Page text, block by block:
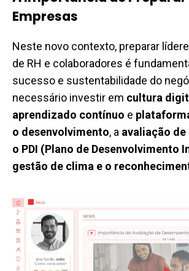
Empresas
Neste novo contexto, preparar
de RH e colaboradores é
sucesso e sustentabilidade do
necessário investir em cultura
aprendizado contínuo e
o desenvolvimento, a avaliação de
o PDI (Plano de Desenvolvimento
gestão de clima e o